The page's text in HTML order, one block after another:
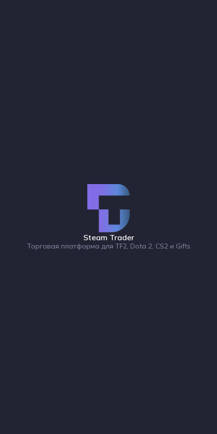
Steam Trader
Торговая платформа для TF2, Dota 2, CS2 и Gifts